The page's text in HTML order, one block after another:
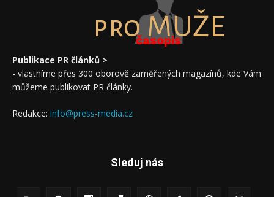
pro MUŽE
časopis
Publikace PR článků >
- vlastníme přes 300 oborově zaměřených magazínů, kde Vám
můžeme publikovat PR články.
Redakce: info@press-media.cz
Sleduj nás